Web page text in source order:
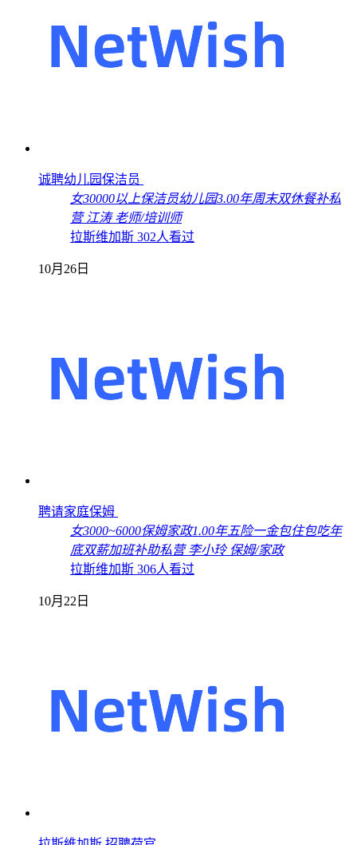
诚聘幼儿园保洁员
女30000以上保洁员幼儿园3.00年周末双休餐补私
营 江涛 老师/培训师
拉斯维加斯 302人看过
10月26日
聘请家庭保姆
女3000~6000保姆家政1.00年五险一金包住包吃年
底双薪加班补助私营 李小玲 保姆/家政
拉斯维加斯 306人看过
10月22日